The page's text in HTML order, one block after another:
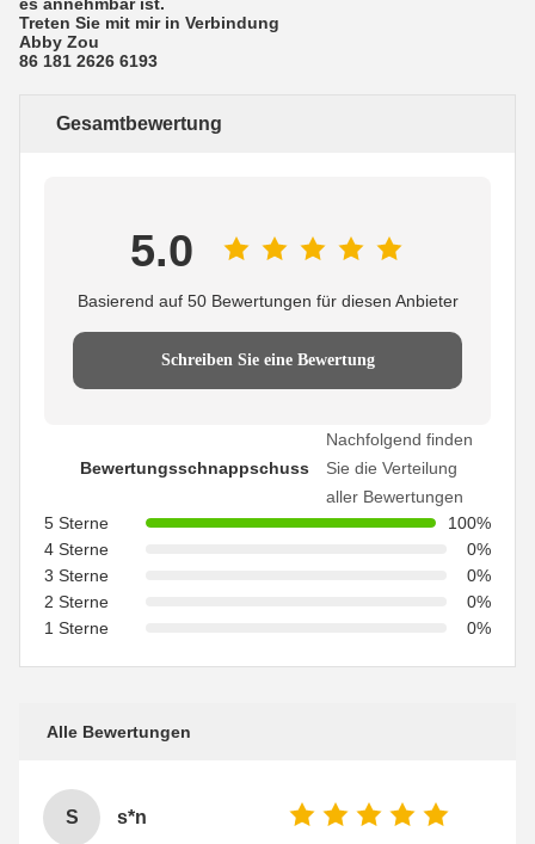
Treten Sie mit mir in Verbindung
Abby Zou
86 181 2626 6193
Gesamtbewertung
5.0
Basierend auf 50 Bewertungen für diesen Anbieter
Schreiben Sie eine Bewertung
Bewertungsschnappschuss
Nachfolgend finden
Sie die Verteilung
aller Bewertungen
5 Sterne
100%
4 Sterne
0%
3 Sterne
0%
2 Sterne
0%
1 Sterne
0%
Alle Bewertungen
S s*n